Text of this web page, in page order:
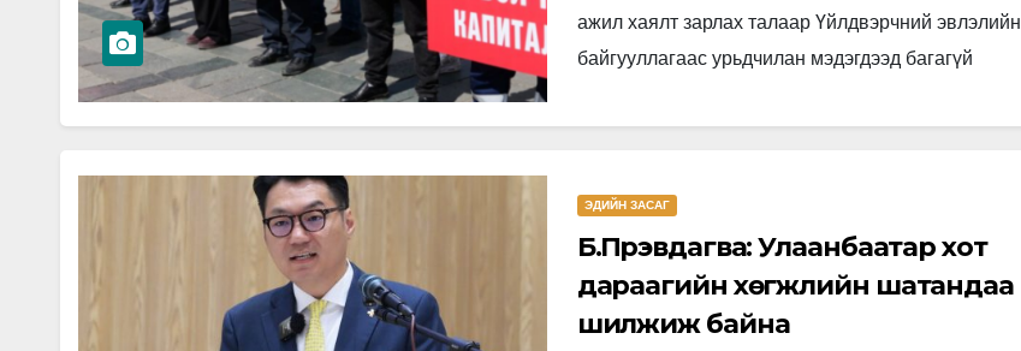
ажил хаялт зарлах талаар Үйлдвэрчний эвлэлийн
байгууллагаас урьдчилан мэдэгдээд багагүй
асуудал биш, үндэсний аюулгүй…
ЭДИЙН ЗАСАГ
Б.Пүрэвдагва: Улаанбаатар хот
дараагийн хөгжлийн шатандаа
шилжиж байна